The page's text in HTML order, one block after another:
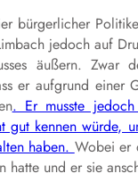
bürgerlicher
jedoch auf
äußern.
er aufgrund einer
. Er musste jedoch
gut kennen würde,
haben. Wobei er
hatte und er sie